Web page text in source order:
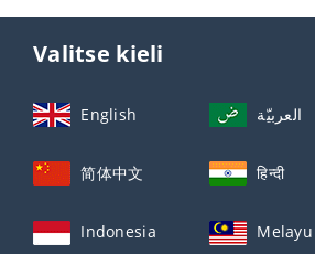
Valitse kieli
English العربيّة
简体中文 हिन्दी
Indonesia Melayu